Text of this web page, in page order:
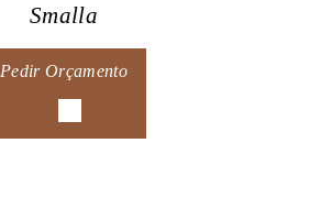
Smalla
Pedir Orçamento